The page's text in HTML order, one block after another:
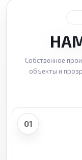
Собственное
объекты и
01